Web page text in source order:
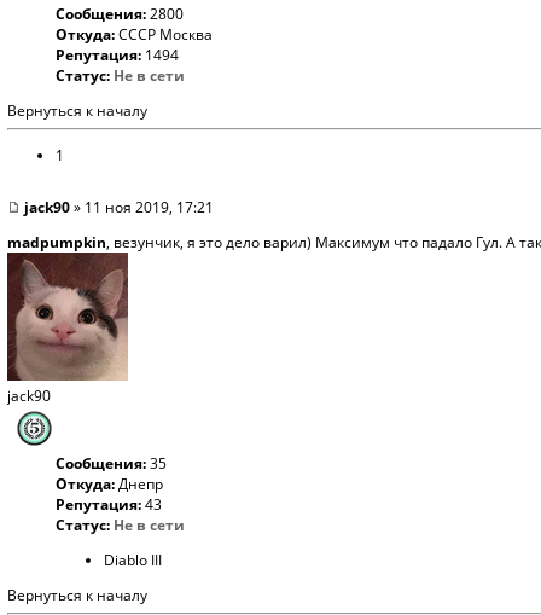
Сообщения:2800
Откуда:СССР Москва
Репутация: 1494
Статус: Не в сети
Вернуться к началу
1
jack90» 11 ноя 2019, 17:21
madpumpkin, везунчик, я это дело варил) Максимум что падало Гул. А
jack90
Сообщения:35
Откуда:Днепр
Репутация:43
Статус: Не в сети
Diablo III
Вернуться к началу